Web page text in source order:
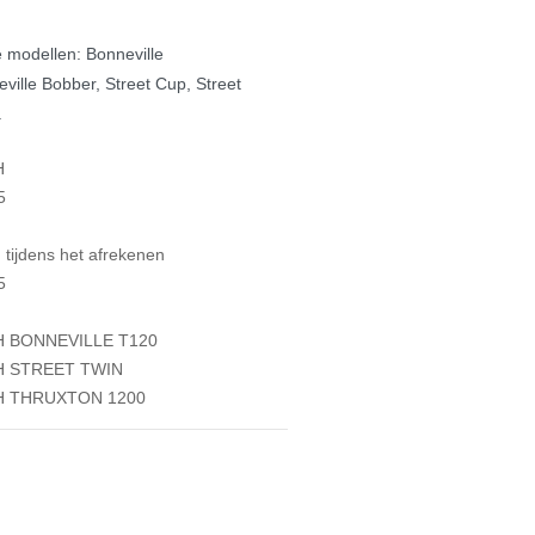
Bonneville
Bobber, Street Cup, Street
tijdens het afrekenen
BONNEVILLE T120
STREET TWIN
THRUXTON 1200